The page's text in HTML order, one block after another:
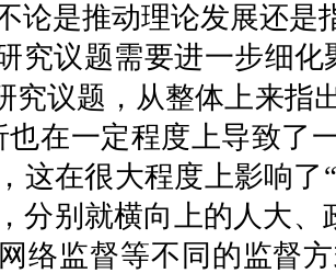
论是推动理论发展还
究议题需要进一步细
究议题，从整体上来
也在一定程度上导致了
这在很大程度上影响
分别就横向上的人大
络监督等不同的监督